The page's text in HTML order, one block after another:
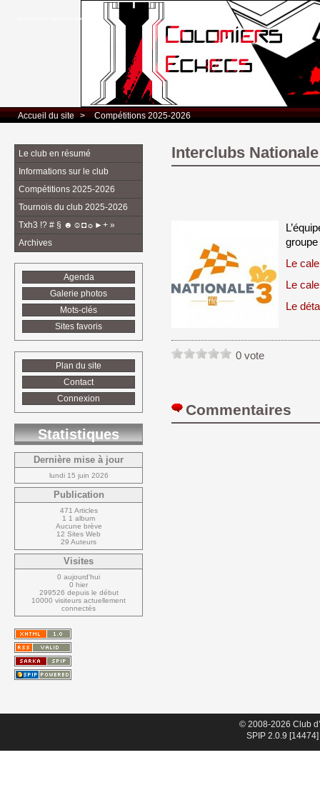
Club d’Echecs Léo Lagrange de Colomiers
Accueil du site > Compétitions 2025-2026
Interclubs
groupe
Le
Le
Le
0 vote
Commentaires
Le club en résumé
Informations sur le club
Compétitions 2025-2026
Tournois du club 2025-2026
Txh3 !? # § ☻☺◘☼►+ »
Archives
Agenda
Galerie photos
Mots-clés
Sites favoris
Plan du site
Contact
Connexion
Statistiques
Dernière mise à jour
lundi 15 juin 2026
Publication
471 Articles
1 1 album
Aucune brève
12 Sites Web
29 Auteurs
Visites
0 aujourd'hui
0 hier
299526 depuis le début
10000 visiteurs actuellement
connectés
© 2008-2026 Club
SPIP 2.0.9 [14474]